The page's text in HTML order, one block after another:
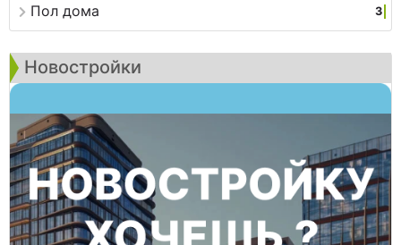
Пол дома 3
Новостройки